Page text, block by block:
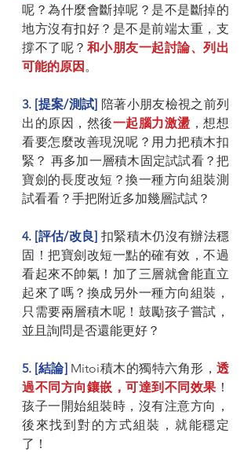
呢？為什麼會斷掉呢？是不是斷掉的
地方沒有扣好？是不是前端太重，支
撐不了呢？ 和小朋友一起討論、列出
可能的原因 。
3. [提案/測試] 陪著小朋友檢視之前列
出的原因，然後一起腦力激盪 ，想想
看要怎麼改善現況呢？用力把積木扣
緊？ 再多加一層積木固定試試看？把
寶劍的長度改短？換一種方向組裝測
試看看？手把附近多加幾層試試？
4. [評估/改良] 扣緊積木仍沒有辦法穩
固！把寶劍改短一點的確有效，不過
看起來不帥氣！加了三層就會能直立
起來了嗎？換成另外一種方向組裝，
只需要兩層積木呢！鼓勵孩子嘗試，
並且詢問是否還能更好？
5. [結論] Mitoi積木的獨特六角形，透
過不同方向鑲嵌，可達到不同效果 ！
孩子一開始組裝時，沒有注意方向，
後來找到對的方式組裝，就能穩定
了！